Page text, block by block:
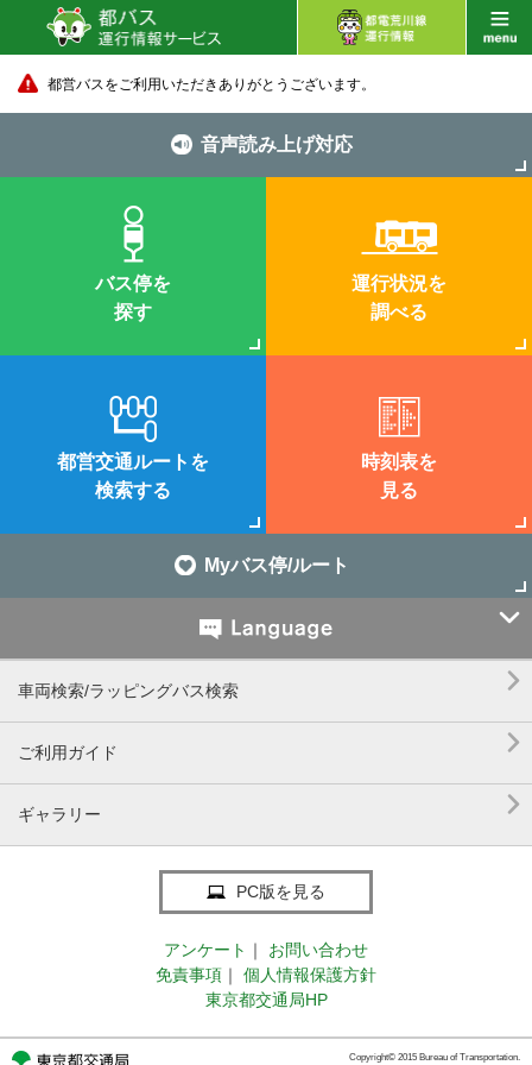
都営バスをご利用いただきありがとうございます。
音声読み上げ対応
バス停を
探す
運行状況を
調べる
都営交通ルートを
検索する
時刻表を
見る
Myバス停/ルート

車両検索/ラッピングバス検索 
ご利用ガイド 
ギャラリー 
PC版を見る
アンケート ｜
お問い合わせ
免責事項 ｜
個人情報保護方針
東京都交通局HP
Copyright© 2015 Bureau of Transportation.